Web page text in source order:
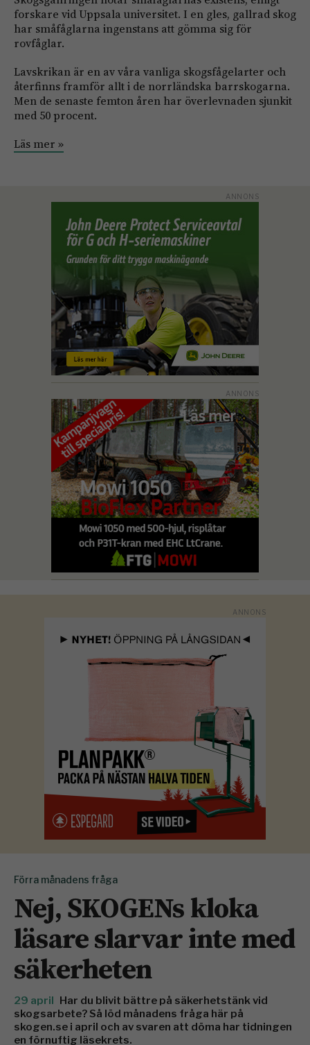
forskare vid Uppsala universitet. I en gles, gallrad skog
har småfåglarna ingenstans att gömma sig för
rovfåglar.
Lavskrikan är en av våra vanliga skogsfågelarter och
återfinns framför allt i de norrländska barrskogarna.
Men de senaste femton åren har överlevnaden sjunkit
med 50 procent.
Läs mer »
Förra månadens fråga
Nej, SKOGENs kloka
läsare slarvar inte med
säkerheten
29 april Har du blivit bättre på säkerhetstänk vid
skogsarbete? Så löd månadens fråga här på
skogen.se i april och av svaren att döma har tidningen
en förnuftig läsekrets.